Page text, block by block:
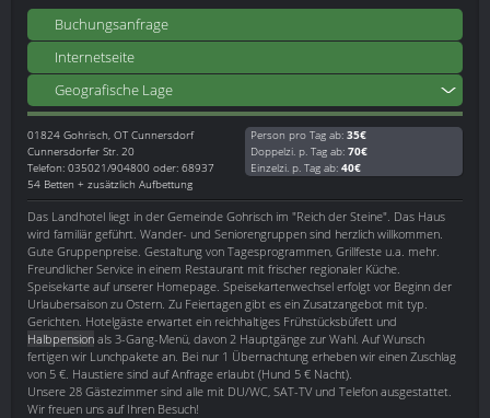
Buchungsanfrage
Internetseite
Geografische Lage
01824 Gohrisch, OT Cunnersdorf
Cunnersdorfer Str. 20
Telefon: 035021/904800 oder: 68937
54 Betten + zusätzlich Aufbettung
Person pro Tag ab: 35€
Doppelzi. p. Tag ab: 70€
Einzelzi. p. Tag ab: 40€
Das Landhotel liegt in der Gemeinde Gohrisch im "Reich der Steine". Das Haus
wird familiär geführt. Wander- und Seniorengruppen sind herzlich willkommen.
Gute Gruppenpreise. Gestaltung von Tagesprogrammen, Grillfeste u.a. mehr.
Freundlicher Service in einem Restaurant mit frischer regionaler Küche.
Speisekarte auf unserer Homepage. Speisekartenwechsel erfolgt vor Beginn der
Urlaubersaison zu Ostern. Zu Feiertagen gibt es ein Zusatzangebot mit typ.
Gerichten. Hotelgäste erwartet ein reichhaltiges Frühstücksbüfett und
Halbpension als 3-Gang-Menü, davon 2 Hauptgänge zur Wahl. Auf Wunsch
fertigen wir Lunchpakete an. Bei nur 1 Übernachtung erheben wir einen Zuschlag
von 5 €. Haustiere sind auf Anfrage erlaubt (Hund 5 € Nacht).
Unsere 28 Gästezimmer sind alle mit DU/WC, SAT-TV und Telefon ausgestattet.
Wir freuen uns auf Ihren Besuch!